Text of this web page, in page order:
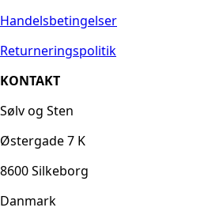
Handelsbetingelser
Returneringspolitik
KONTAKT
Sølv og Sten
Østergade 7 K
8600 Silkeborg
Danmark